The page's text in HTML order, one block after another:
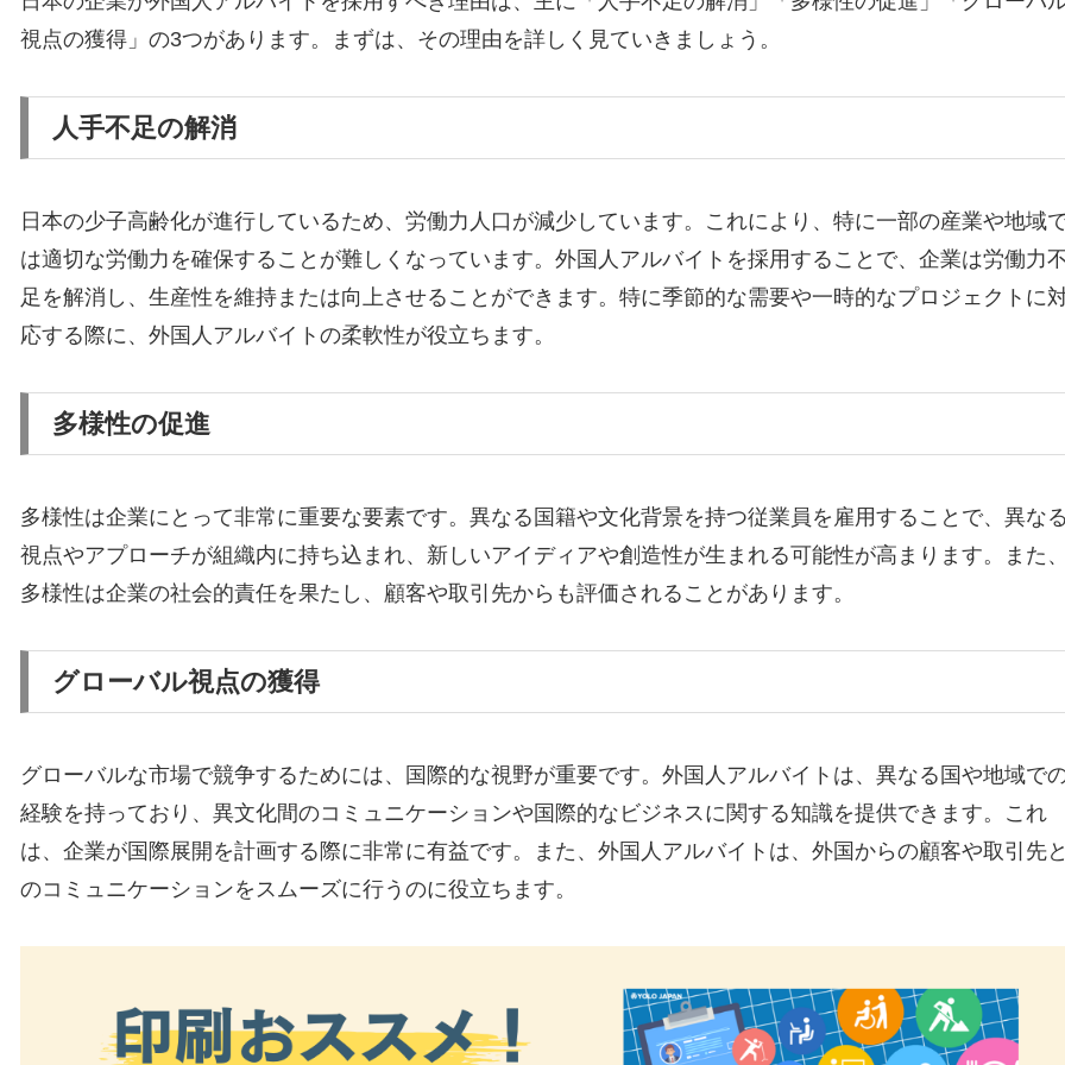
視点の獲得」の3つがあります。まずは、その理由を詳しく見ていきましょう。
人手不足の解消
日本の少子高齢化が進行しているため、労働力人口が減少しています。これにより、特に一部の産業や地域
は適切な労働力を確保することが難しくなっています。外国人アルバイトを採用することで、企業は労働力
足を解消し、生産性を維持または向上させることができます。特に季節的な需要や一時的なプロジェクトに
応する際に、外国人アルバイトの柔軟性が役立ちます。
多様性の促進
多様性は企業にとって非常に重要な要素です。異なる国籍や文化背景を持つ従業員を雇用することで、異なる
視点やアプローチが組織内に持ち込まれ、新しいアイディアや創造性が生まれる可能性が高まります。また、
多様性は企業の社会的責任を果たし、顧客や取引先からも評価されることがあります。
グローバル視点の獲得
グローバルな市場で競争するためには、国際的な視野が重要です。外国人アルバイトは、異なる国や地域で
経験を持っており、異文化間のコミュニケーションや国際的なビジネスに関する知識を提供できます。これ
は、企業が国際展開を計画する際に非常に有益です。また、外国人アルバイトは、外国からの顧客や取引先と
のコミュニケーションをスムーズに行うのに役立ちます。